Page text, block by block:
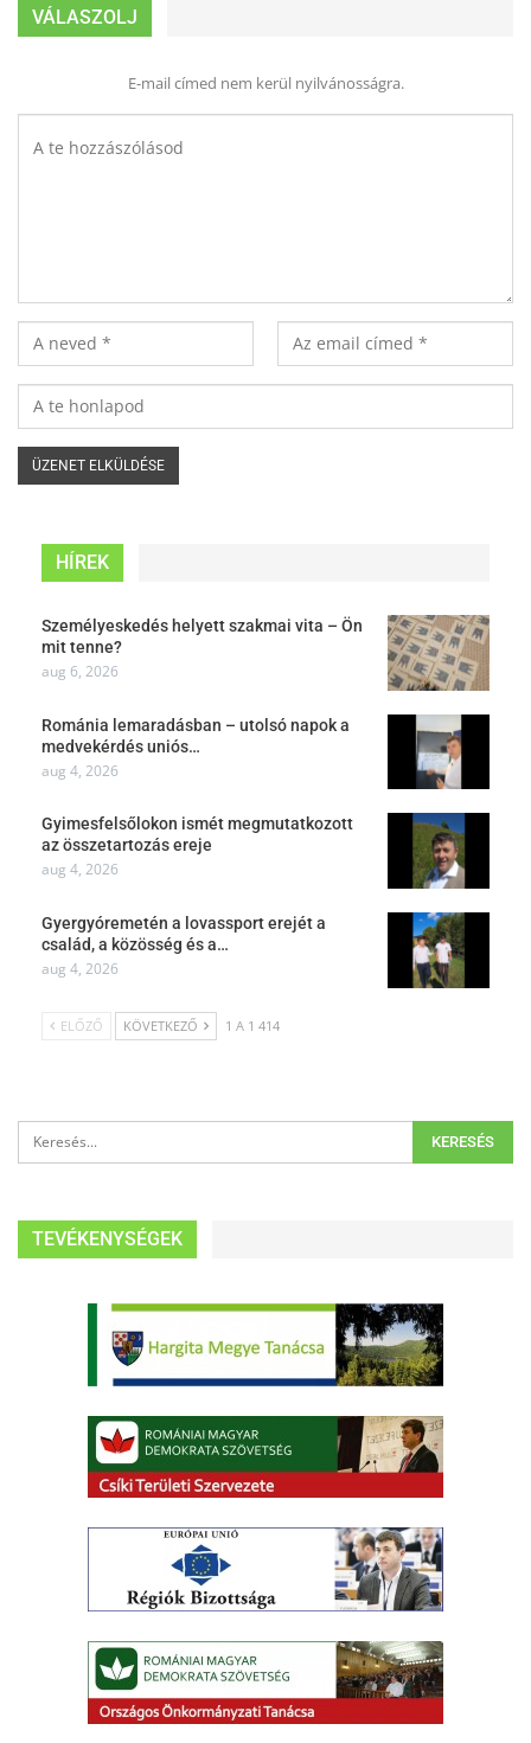
VÁLASZOLJ
E-mail címed nem kerül nyilvánosságra.
HÍREK
Személyeskedés helyett szakmai vita – Ön
mit tenne?
aug 6, 2026
Románia lemaradásban – utolsó napok a
medvekérdés uniós…
aug 4, 2026
Gyimesfelsőlokon ismét megmutatkozott
az összetartozás ereje
aug 4, 2026
Gyergyóremetén a lovassport erejét a
család, a közösség és a…
aug 4, 2026
ELŐZŐ KÖVETKEZŐ 1 A 1 414
TEVÉKENYSÉGEK